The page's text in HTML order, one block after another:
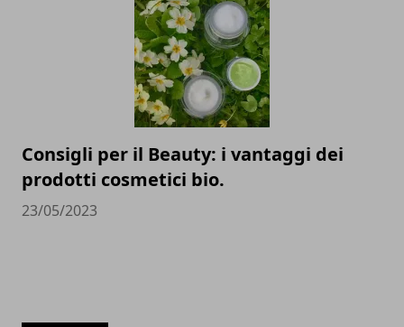
Consigli per il Beauty: i vantaggi dei
prodotti cosmetici bio.
23/05/2023